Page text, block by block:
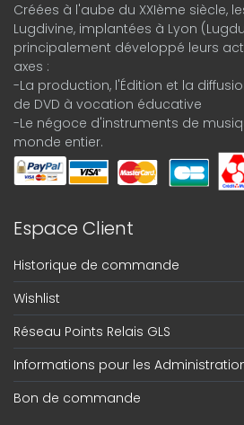
Créées à l'aube du XXIème siècle,
Lugdivine, implantées à Lyon
principalement développé leurs
axes :
-La production, l'Édition et la
de DVD à vocation éducative
-Le négoce d'instruments de
monde entier.
Espace Client
Historique de commande
Wishlist
Réseau Points Relais GLS
Informations pour les
Bon de commande